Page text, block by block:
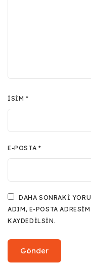
İSIM*
E-POSTA *
DAHA SONRAKI
ADIM, E-POSTA
KAYDEDILSIN.